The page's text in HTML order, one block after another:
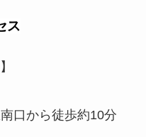
ス
口から徒歩約10分